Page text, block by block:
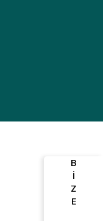
B
İ
Z
E